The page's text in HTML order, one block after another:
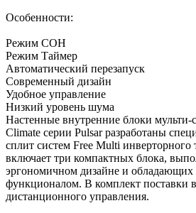
Особенности:
Режим СОН
Режим Таймер
Автоматический перезапуск
Современный дизайн
Удобное управление
Низкий уровень шума
Настенные внутренние блоки мульти-
Climate серии Pulsar разработаны
сплит систем Free Multi
включает три компактных блока,
эргономичном дизайне и
функционалом. В комплект поставки
дистанционного управления.